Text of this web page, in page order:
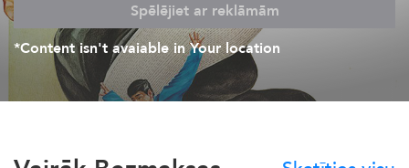
Spēlējiet ar reklāmām
*Content isn't avaiable in Your location